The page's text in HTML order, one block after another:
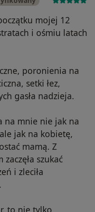
mojej 12
i ośmiu latach
poronienia na
setki łez,
gasła nadzieja.
na mnie nie jak na
jak na kobietę,
mamą. Z
szukać
i zleciła
to nie tylko